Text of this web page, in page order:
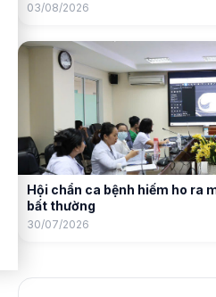
03/08/2026
Hội chẩn ca bệnh hiếm ho ra
bất thường
30/07/2026